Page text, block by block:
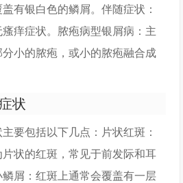
有银白色的鳞屑。伴随症状：
痒症状。脓疱病型银屑病：主
小的脓疱，或小的脓疱融合成
状
要包括以下几点：片状红斑：
状的红斑，常见于前发际和耳
屑：红斑上通常会覆盖有一层